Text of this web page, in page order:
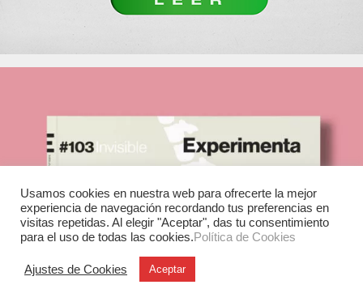
Usamos cookies en nuestra web para ofrecerte la mejor
experiencia de navegación recordando tus preferencias en
visitas repetidas. Al elegir "Aceptar", das tu consentimiento
para el uso de todas las cookies.Política de Cookies
Ajustes de Cookies Aceptar